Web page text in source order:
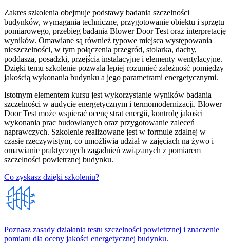
Zakres szkolenia obejmuje podstawy badania szczelności
budynków, wymagania techniczne, przygotowanie obiektu i sprzętu
pomiarowego, przebieg badania Blower Door Test oraz interpretację
wyników. Omawiane są również typowe miejsca występowania
nieszczelności, w tym połączenia przegród, stolarka, dachy,
poddasza, posadzki, przejścia instalacyjne i elementy wentylacyjne.
Dzięki temu szkolenie pozwala lepiej rozumieć zależność pomiędzy
jakością wykonania budynku a jego parametrami energetycznymi.
Istotnym elementem kursu jest wykorzystanie wyników badania
szczelności w audycie energetycznym i termomodernizacji. Blower
Door Test może wspierać ocenę strat energii, kontrolę jakości
wykonania prac budowlanych oraz przygotowanie zaleceń
naprawczych. Szkolenie realizowane jest w formule zdalnej w
czasie rzeczywistym, co umożliwia udział w zajęciach na żywo i
omawianie praktycznych zagadnień związanych z pomiarem
szczelności powietrznej budynku.
Co zyskasz dzięki szkoleniu?
Poznasz zasady działania testu szczelności powietrznej i znaczenie
pomiaru dla oceny jakości energetycznej budynku.